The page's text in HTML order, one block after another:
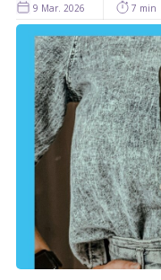
9 Mar. 2026 7 min